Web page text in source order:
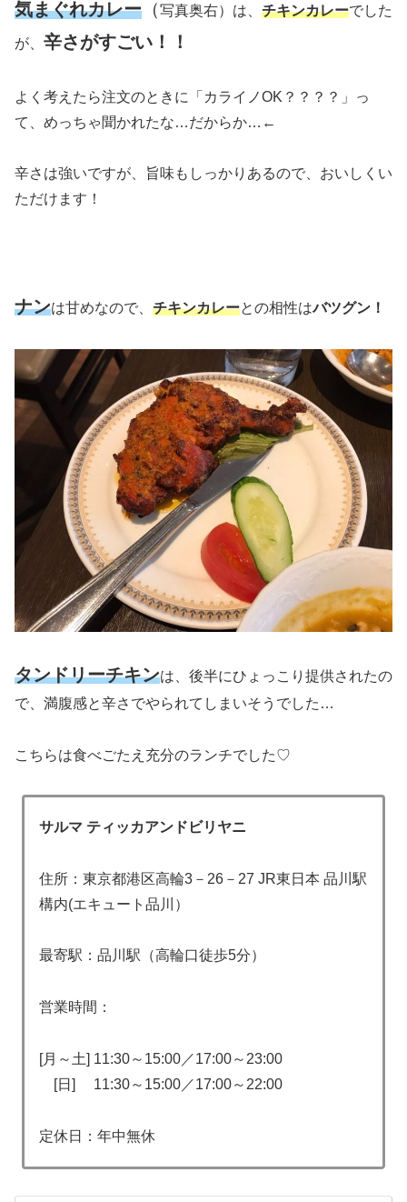
気まぐれカレー （写真奥右）は、 チキンカレーでした
が、 辛さがすごい！！
よく考えたら注文のときに「カライノOK？？？？」っ
て、めっちゃ聞かれたな…だからか…←
辛さは強いですが、旨味もしっかりあるので、おいしくい
ただけます！
ナンは甘めなので、 チキンカレーとの相性はバツグン！
タンドリーチキンは、後半にひょっこり提供されたの
で、満腹感と辛さでやられてしまいそうでした…
こちらは食べごたえ充分のランチでした♡
サルマ ティッカアンドビリヤニ
住所：東京都港区高輪3－26－27 JR東日本 品川駅
構内(エキュート品川）
最寄駅：品川駅（高輪口徒歩5分）
営業時間：
[月～土] 11:30～15:00／17:00～23:00
[日] 11:30～15:00／17:00～22:00
定休日：年中無休